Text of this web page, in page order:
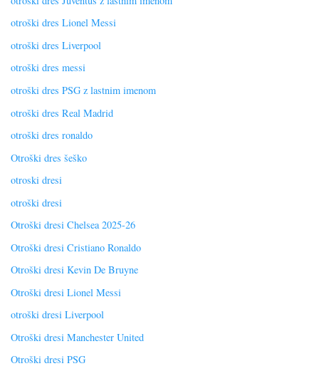
otroški dres Lionel Messi
otroški dres Liverpool
otroški dres messi
otroški dres PSG z lastnim imenom
otroški dres Real Madrid
otroški dres ronaldo
Otroški dres šeško
otroski dresi
otroški dresi
Otroški dresi Chelsea 2025-26
Otroški dresi Cristiano Ronaldo
Otroški dresi Kevin De Bruyne
Otroški dresi Lionel Messi
otroški dresi Liverpool
Otroški dresi Manchester United
Otroški dresi PSG